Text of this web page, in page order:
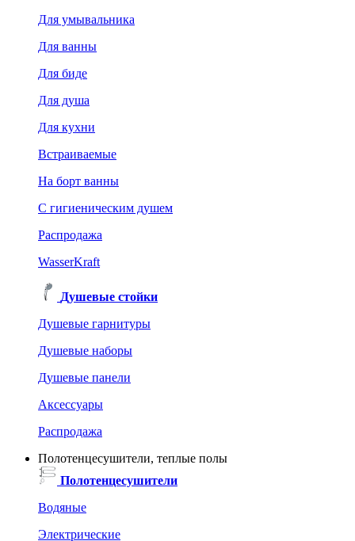
Для умывальника
Для ванны
Для биде
Для душа
Для кухни
Встраиваемые
На борт ванны
C гигиеническим душем
Распродажа
WasserKraft
Душевые стойки
Душевые гарнитуры
Душевые наборы
Душевые панели
Аксессуары
Распродажа
Полотенцесушители, теплые полы
Полотенцесушители
Водяные
Электрические